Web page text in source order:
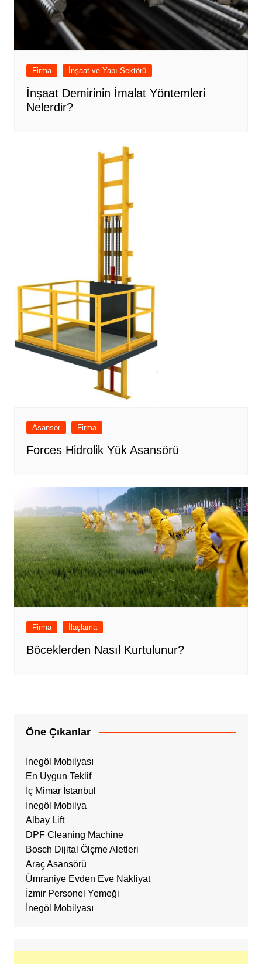
Firma İnşaat ve Yapı Sektörü
İnşaat Demirinin İmalat Yöntemleri
Nelerdir?
Asansör Firma
Forces Hidrolik Yük Asansörü
Firma İlaçlama
Böceklerden Nasıl Kurtulunur?
Öne Çıkanlar
İnegöl Mobilyası
En Uygun Teklif
İç Mimar İstanbul
İnegöl Mobilya
Albay Lift
DPF Cleaning Machine
Bosch Dijital Ölçme Aletleri
Araç Asansörü
Ümraniye Evden Eve Nakliyat
İzmir Personel Yemeği
İnegöl Mobilyası